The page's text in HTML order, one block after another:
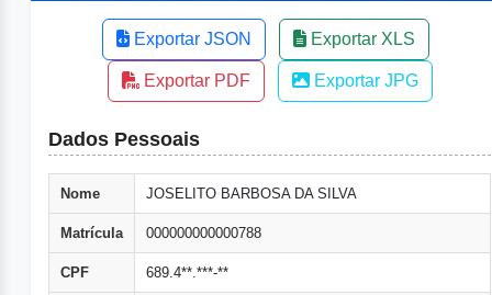
Exportar JSON Exportar XLS
Exportar PDF Exportar JPG
Dados Pessoais
Nome JOSELITO BARBOSA DA SILVA
Matrícula 000000000000788
CPF 689.4**.***-**